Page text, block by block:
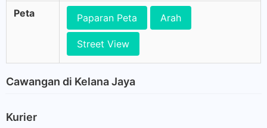
Peta Paparan Peta Arah
Street View
Cawangan di Kelana Jaya
Kurier